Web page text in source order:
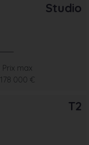
Studio
Prix max
178 000 €
T2